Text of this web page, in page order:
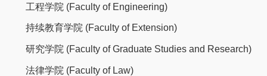
工程学院 (Faculty of Engineering)
持续教育学院 (Faculty of Extension)
研究学院 (Faculty of Graduate Studies and Research)
法律学院 (Faculty of Law)